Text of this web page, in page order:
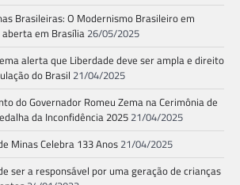
Brasileiras: O Modernismo Brasileiro em
em Brasília 26/05/2025
alerta que Liberdade deve ser ampla e direito
do Brasil 21/04/2025
do Governador Romeu Zema na Cerimônia de
da Inconfidência 202521/04/2025
Minas Celebra 133 Anos 21/04/2025
ser a responsável por uma geração de crianças